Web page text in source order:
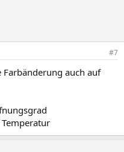
#7
Farbänderung auch auf